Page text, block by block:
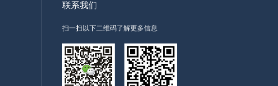
联系我们
扫一扫以下二维码了解更多信息